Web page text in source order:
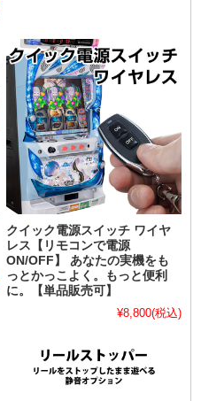
クイック電源スイッチ ワイヤ
レス【リモコンで電源
ON/OFF】 あなたの実機をも
っとかっこよく。もっと便利
に。【単品販売可】
¥8,800(税込)